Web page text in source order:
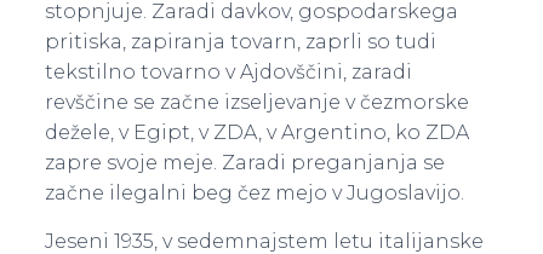
stopnjuje. Zaradi davkov, gospodarskega
pritiska, zapiranja tovarn, zaprli so tudi
tekstilno tovarno v Ajdovščini, zaradi
revščine se začne izseljevanje v čezmorske
dežele, v Egipt, v ZDA, v Argentino, ko ZDA
zapre svoje meje. Zaradi preganjanja se
začne ilegalni beg čez mejo v Jugoslavijo.
Jeseni 1935, v sedemnajstem letu italijanske